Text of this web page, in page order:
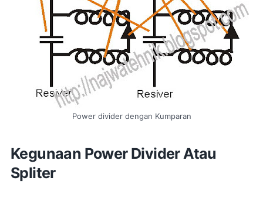
Power divider dengan Kumparan
Kegunaan Power Divider Atau
Spliter